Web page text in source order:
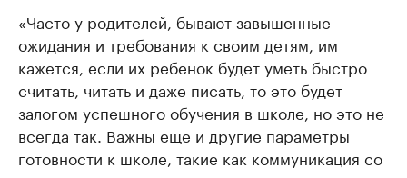
«Часто у родителей, бывают завышенные
ожидания и требования к своим детям, им
кажется, если их ребенок будет уметь быстро
считать, читать и даже писать, то это будет
залогом успешного обучения в школе, но это не
всегда так. Важны еще и другие параметры
готовности к школе, такие как коммуникация со